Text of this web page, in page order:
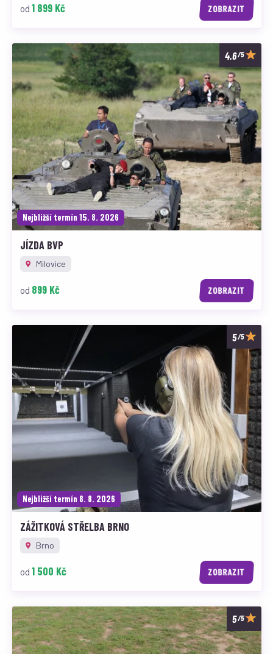
od 1 899 Kč ZOBRAZIT
/5
Nejbližší termín 15. 8. 2026
JÍZDA BVP
Milovice
od 899 Kč ZOBRAZIT
/5
Nejbližší termín 8. 8. 2026
ZÁŽITKOVÁ STŘELBA BRNO
Brno
od 1 500 Kč ZOBRAZIT
/5